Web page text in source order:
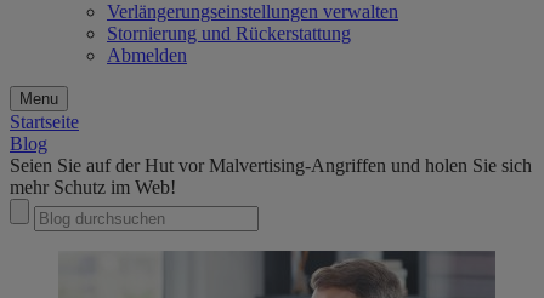
Verlängerungseinstellungen verwalten
Stornierung und Rückerstattung
Abmelden
Menu
Startseite
Blog
Seien Sie auf der Hut vor Malvertising-Angriffen und holen Sie sich
mehr Schutz im Web!